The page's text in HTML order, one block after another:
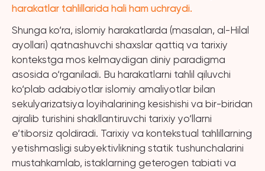
harakatlar tahlillarida hali ham uchraydi.
Shunga ko‘ra, islomiy harakatlarda (masalan, al-Hilal
ayollari) qatnashuvchi shaxslar qattiq va tarixiy
kontekstga mos kelmaydigan diniy paradigma
asosida o‘rganiladi. Bu harakatlarni tahlil qiluvchi
ko‘plab adabiyotlar islomiy amaliyotlar bilan
sekulyarizatsiya loyihalarining kesishishi va bir-biridan
ajralib turishini shakllantiruvchi tarixiy yo‘llarni
e’tiborsiz qoldiradi. Tarixiy va kontekstual tahlillarning
yetishmasligi subyektivlikning statik tushunchalarini
mustahkamlab, istaklarning geterogen tabiati va